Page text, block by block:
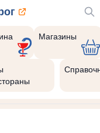
Магазины